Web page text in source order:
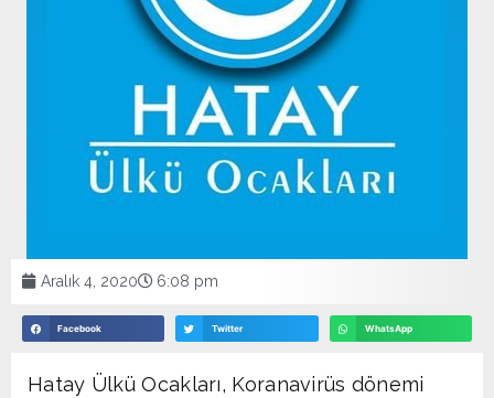
Aralık 4, 2020 6:08 pm
Facebook Twitter WhatsApp
Hatay Ülkü Ocakları, Koranavirüs dönemi